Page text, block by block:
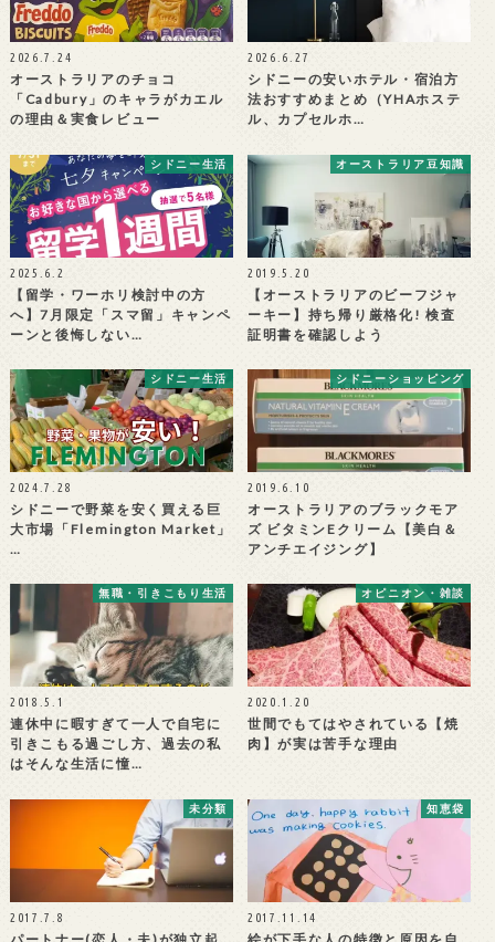
2026.7.24
オーストラリアのチョコ
「Cadbury」のキャラがカエル
の理由＆実食レビュー
2026.6.27
シドニーの安いホテル・宿泊方
法おすすめまとめ（YHAホステ
ル、カプセルホ…
シドニー生活
2025.6.2
【留学・ワーホリ検討中の方
へ】7月限定「スマ留」キャンペ
ーンと後悔しない…
オーストラリア豆知識
2019.5.20
【オーストラリアのビーフジャ
ーキー】持ち帰り厳格化! 検査
証明書を確認しよう
シドニー生活
2024.7.28
シドニーで野菜を安く買える巨
大市場「Flemington Market」
…
シドニーショッピング
2019.6.10
オーストラリアのブラックモア
ズ ビタミンEクリーム【美白＆
アンチエイジング】
無職・引きこもり生活
2018.5.1
連休中に暇すぎて一人で自宅に
引きこもる過ごし方、過去の私
はそんな生活に憧…
オピニオン・雑談
2020.1.20
世間でもてはやされている【焼
肉】が実は苦手な理由
未分類
2017.7.8
知恵袋
2017.11.14